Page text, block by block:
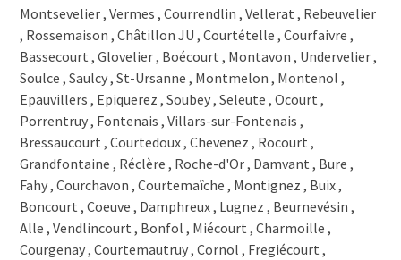
2336 Les Bois
2333 La Ferrière
Montsevelier , Vermes , Courrendlin , Vellerat , Rebeuvelier
, Rossemaison , Châtillon JU , Courtételle , Courfaivre ,
Bassecourt , Glovelier , Boécourt , Montavon , Undervelier ,
Soulce , Saulcy , St-Ursanne , Montmelon , Montenol ,
Epauvillers , Epiquerez , Soubey , Seleute , Ocourt ,
Porrentruy , Fontenais , Villars-sur-Fontenais ,
Bressaucourt , Courtedoux , Chevenez , Rocourt ,
Grandfontaine , Réclère , Roche-d'Or , Damvant , Bure ,
Fahy , Courchavon , Courtemaîche , Montignez , Buix ,
Boncourt , Coeuve , Damphreux , Lugnez , Beurnevésin ,
Alle , Vendlincourt , Bonfol , Miécourt , Charmoille ,
Courgenay , Courtemautruy , Cornol , Fregiécourt ,